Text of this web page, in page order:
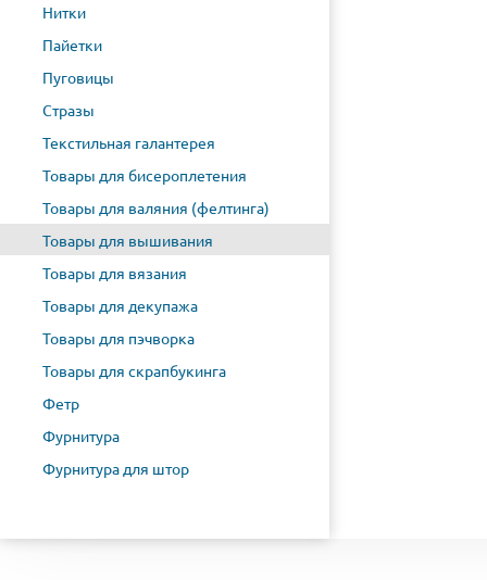
Нитки
Пайетки
Пуговицы
Стразы
Текстильная галантерея
Товары для бисероплетения
Товары для валяния (фелтинга)
Товары для вышивания
Товары для вязания
Товары для декупажа
Товары для пэчворка
Товары для скрапбукинга
Фетр
Фурнитура
Фурнитура для штор